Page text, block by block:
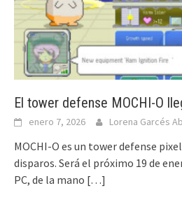
El tower defense MOCHI-O
enero 7, 2026 Lorena Garcés
MOCHI-O es un tower defense
disparos. Será el próximo 19 de
PC, de la mano […]